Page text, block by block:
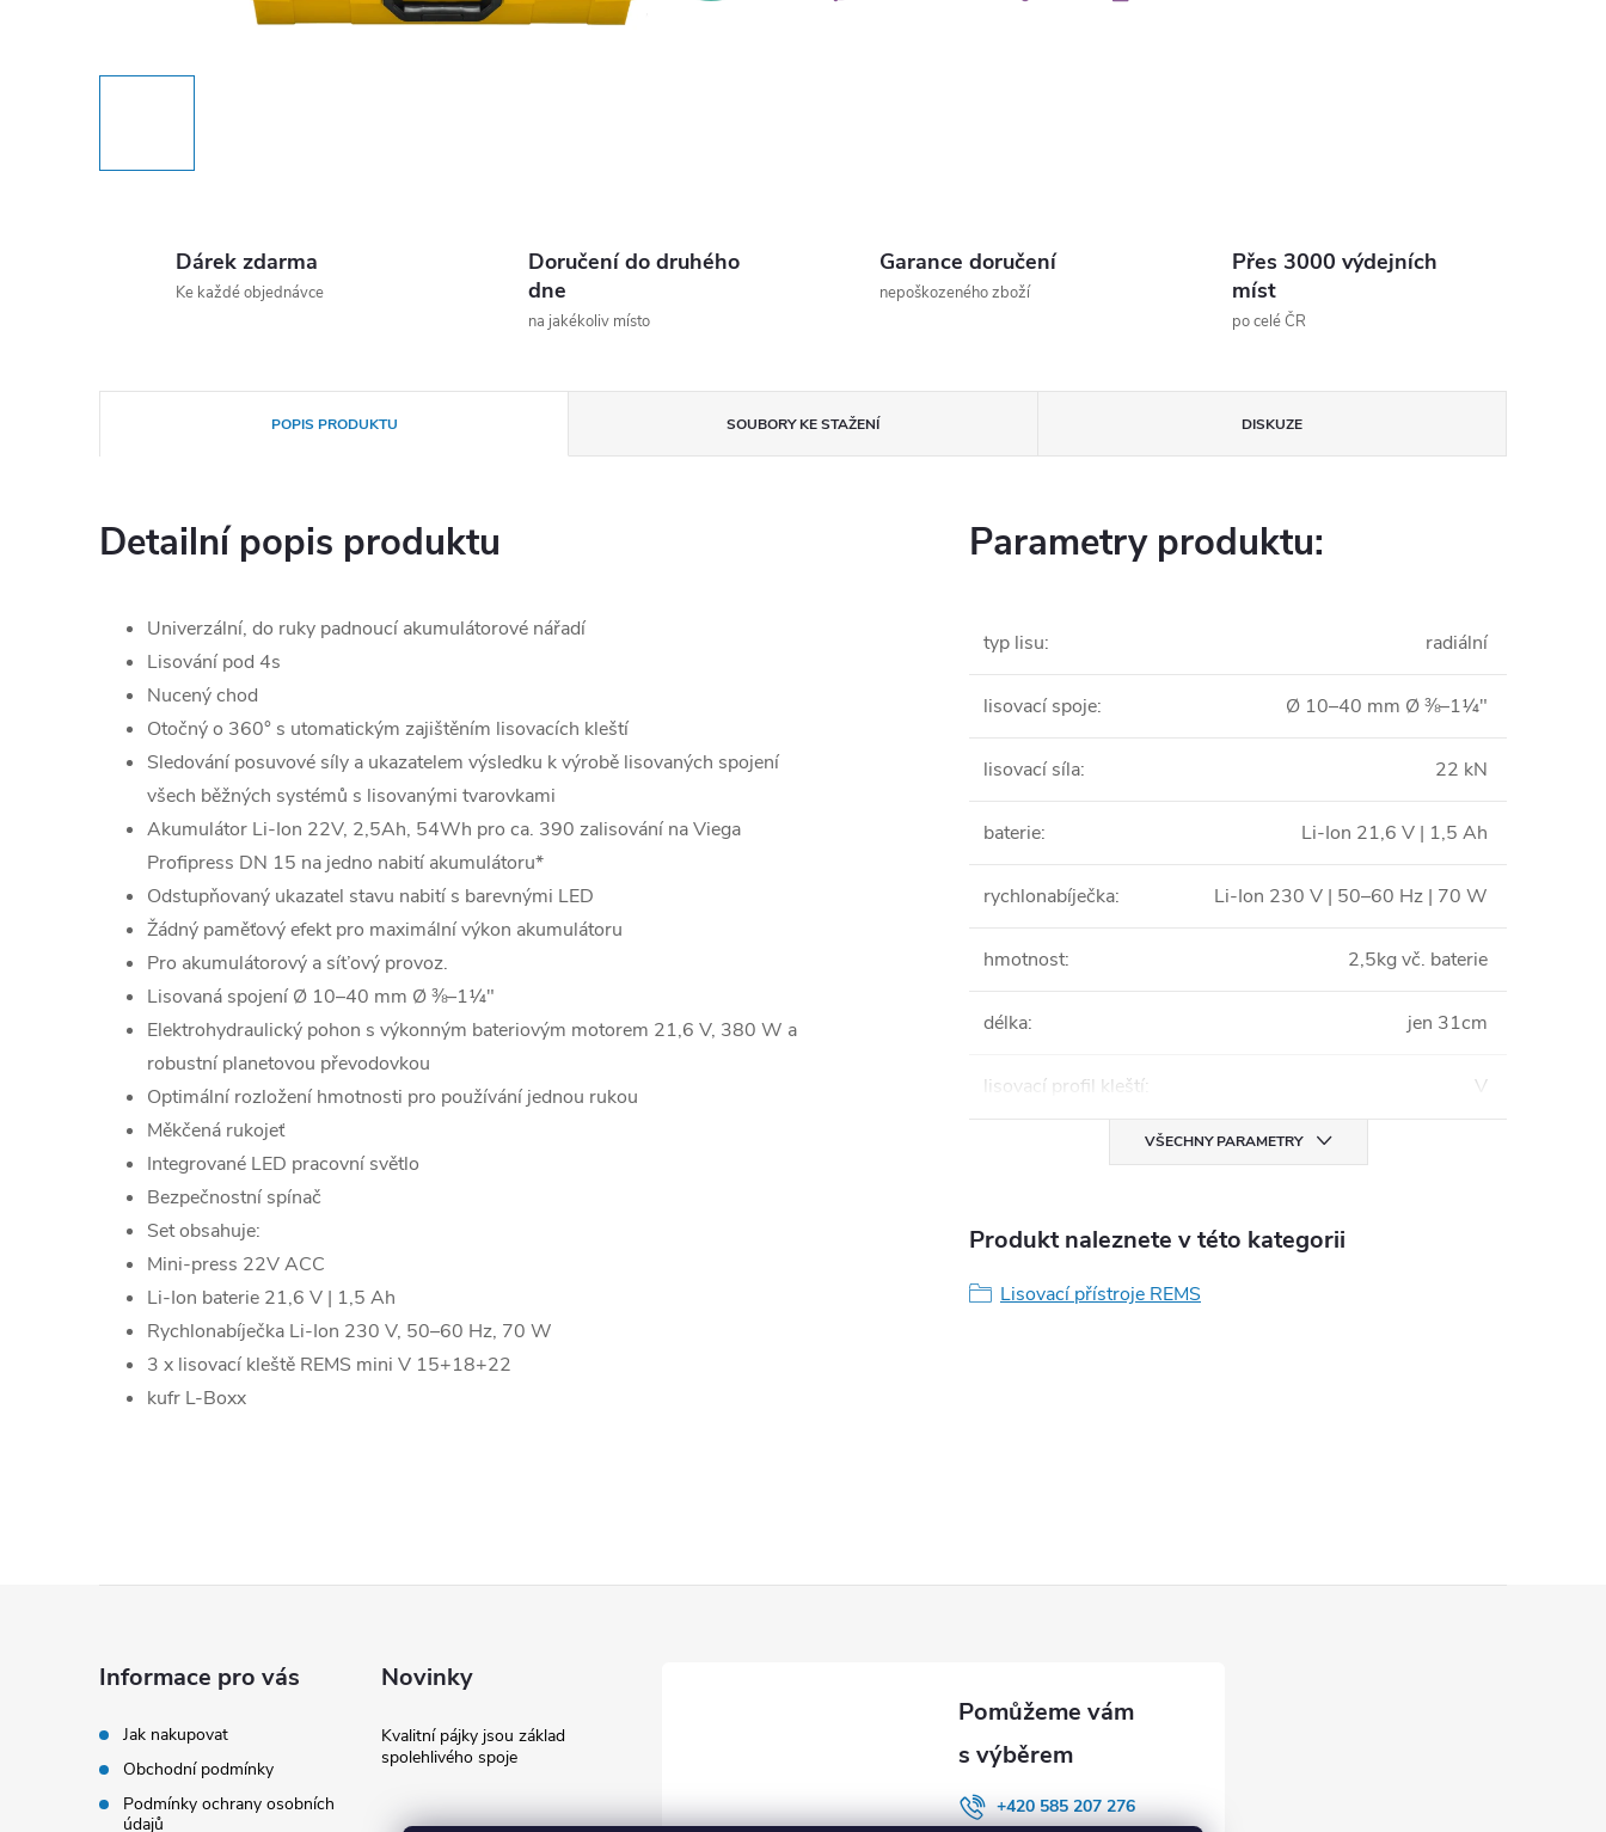
Dárek zdarma
Ke každé objednávce
Doručení do druhého
dne
na jakékoliv místo
Garance doručení
nepoškozeného zboží
Přes 3000 výdejních
míst
po celé ČR
POPIS PRODUKTU SOUBORY KE STAŽENÍ DISKUZE
Detailní popis produktu
Univerzální, do ruky padnoucí akumulátorové nářadí
Lisování pod 4s
Nucený chod
Otočný o 360° s utomatickým zajištěním lisovacích kleští
Sledování posuvové síly a ukazatelem výsledku k výrobě lisovaných spojení
všech běžných systémů s lisovanými tvarovkami
Akumulátor Li-Ion 22V, 2,5Ah, 54Wh pro ca. 390 zalisování na Viega
Profipress DN 15 na jedno nabití akumulátoru*
Odstupňovaný ukazatel stavu nabití s barevnými LED
Žádný paměťový efekt pro maximální výkon akumulátoru
Pro akumulátorový a sít’ový provoz.
Lisovaná spojení Ø 10–40 mm Ø ⅜–1¼"
Elektrohydraulický pohon s výkonným bateriovým motorem 21,6 V, 380 W a
robustní planetovou převodovkou
Optimální rozložení hmotnosti pro používání jednou rukou
Měkčená rukojeť
Integrované LED pracovní světlo
Bezpečnostní spínač
Set obsahuje:
Mini-press 22V ACC
Li-Ion baterie 21,6 V | 1,5 Ah
Rychlonabíječka Li-Ion 230 V, 50–60 Hz, 70 W
3 x lisovací kleště REMS mini V 15+18+22
kufr L-Boxx
Parametry produktu:
typ lisu: radiální
lisovací spoje: Ø 10–40 mm Ø ⅜–1¼"
lisovací síla: 22 kN
baterie: Li-Ion 21,6 V | 1,5 Ah
rychlonabíječka: Li-Ion 230 V | 50–60 Hz | 70 W
hmotnost: 2,5kg vč. baterie
délka: jen 31cm
lisovací profil kleští: V
VŠECHNY PARAMETRY
Produkt naleznete v této kategorii
Lisovací přístroje REMS
Informace pro vás
Jak nakupovat
Obchodní podmínky
Podmínky ochrany osobních
údajů
Novinky
Kvalitní pájky jsou základ
spolehlivého spoje
+420 585 207 276